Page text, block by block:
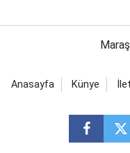
Anasayfa Künye